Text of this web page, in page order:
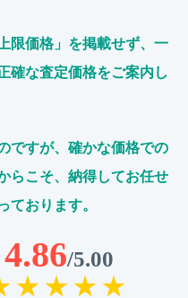
価格」を掲載せず、 一
確な査定価格をご案内し
すが、 確かな価格での
らこそ、 納得してお任せ
おります。
4.86/5.00